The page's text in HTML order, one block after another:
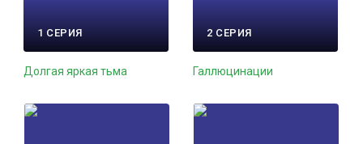
1 СЕРИЯ
Долгая яркая тьма
2 СЕРИЯ
Галлюцинации